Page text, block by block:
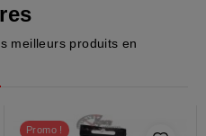
meilleurs produits en
Promo !